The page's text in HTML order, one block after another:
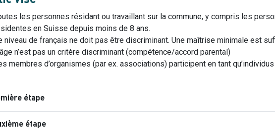
les personnes résidant ou travaillant sur la commune, y compris les
en Suisse depuis moins de 8 ans.
niveau de français ne doit pas être discriminant. Une maîtrise minimale est
n’est pas un critère discriminant (compétence/accord parental)
membres d’organismes (par ex. associations) participent en tant qu’individus
étape
étape